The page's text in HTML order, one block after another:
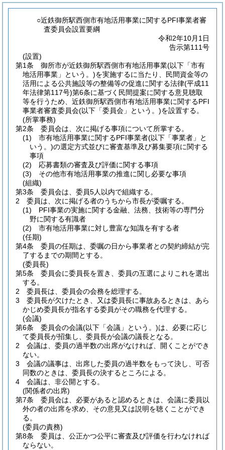
○近鉄御所駅西側市有地活用事業に関するPFI事業者審
査委員会設置要綱
令和2年10月1日
告示第111号
(設置)
第1条
御所市が近鉄御所駅西側市有地活用事業(以下「市有
地活用事業」という。)を実施するに当たり、民間資金等の
活用による公共施設等の整備等の促進に関する法律(平成11
年法律第117号)第6条に基づく民間提案に関する意見聴取
等を行うため、近鉄御所駅西側市有地活用事業に関するPFI
事業者審査委員会(以下「委員会」という。)を設置する。
(所掌事務)
第2条
委員会は、次に掲げる事項について所掌する。
(1)
市有地活用事業に関するPFI事業者(以下「事業者」と
いう。)の選定方式並びに審査基準及び募集要項に関する
事項
(2)
応募書類の審査及び評価に関する事項
(3)
その他市有地活用事業の推進に関し必要な事項
(組織)
第3条
委員会は、委員5人以内で組織する。
2
委員は、次に掲げる者のうちから市長が委嘱する。
(1)
PFI事業の実施に関する金融、法務、技術等の専門分
野に関する有識者
(2)
市有地活用事業に対し豊富な知識を有する者
(任期)
第4条
委員の任期は、委嘱の日から事業者との契約締結が完
了するまでの期間とする。
(委員長)
第5条
委員会に委員長を置き、委員の互選によりこれを選出
する。
2
委員長は、委員会の会務を総理する。
3
委員長が欠けたとき、又は委員長に事故あるときは、あら
かじめ委員長が指名する委員がその職務を代理する。
(会議)
第6条
委員会の会議(以下「会議」という。)は、必要に応じ
て委員長が招集し、委員長が会議の議長となる。
2
会議は、委員の過半数の出席がなければ、開くことができ
ない。
3
会議の議事は、出席した委員の過半数をもって決し、可否
同数のときは、委員長の決するところによる。
4
会議は、非公開とする。
(関係者の出席)
第7条
委員会は、必要があると認めるときは、会議に委員以
外の者の出席を求め、その意見又は説明を聴くことができ
る。
(委員の責務)
第8条
委員は、公正かつ公平に審査及び評価を行わなければ
ならない。